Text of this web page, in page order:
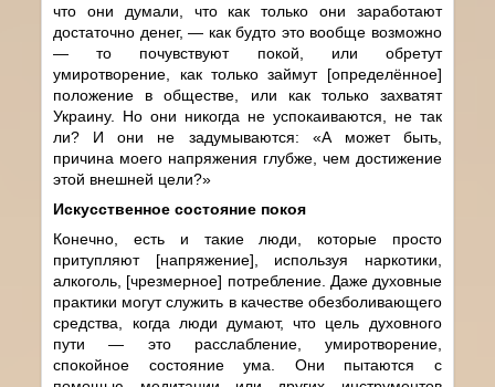
что они думали, что как только они заработают
достаточно денег, — как будто это вообще возможно
— то почувствуют покой, или обретут
умиротворение, как только займут [определённое]
положение в обществе, или как только захватят
Украину. Но они никогда не успокаиваются, не так
ли? И они не задумываются: «А может быть,
причина моего напряжения глубже, чем достижение
этой внешней цели?»
Искусственное состояние покоя
Конечно, есть и такие люди, которые просто
притупляют [напряжение], используя наркотики,
алкоголь, [чрезмерное] потребление. Даже духовные
практики могут служить в качестве обезболивающего
средства, когда люди думают, что цель духовного
пути — это расслабление, умиротворение,
спокойное состояние ума. Они пытаются с